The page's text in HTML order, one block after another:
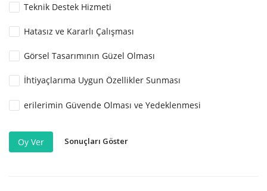
Teknik Destek Hizmeti
Hatasız ve Kararlı Çalışması
Görsel Tasarımının Güzel Olması
İhtiyaçlarıma Uygun Özellikler Sunması
erilerimin Güvende Olması ve Yedeklenmesi
Oy Ver Sonuçları Göster